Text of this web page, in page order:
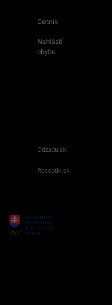
Cenník
Nahlásiť
chybu
Odzadu.sk
Receptik.sk